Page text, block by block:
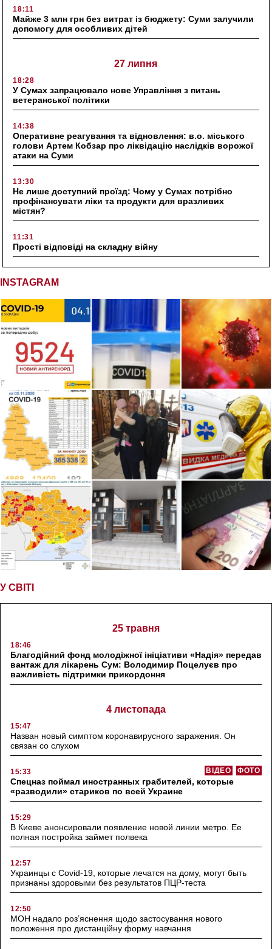
18:11
Майже 3 млн грн без витрат із бюджету: Суми залучили
допомогу для особливих дітей
27 липня
18:28
У Сумах запрацювало нове Управління з питань
ветеранської політики
14:38
Оперативне реагування та відновлення: в.о. міського
голови Артем Кобзар про ліквідацію наслідків ворожої
атаки на Суми
13:30
Не лише доступний проїзд: Чому у Сумах потрібно
профінансувати ліки та продукти для вразливих
містян?
11:31
Прості відповіді на складну війну
INSTAGRAM
У СВІТІ
25 травня
18:46
Благодійний фонд молодіжної ініціативи «Надія» передав
вантаж для лікарень Сум: Володимир Поцелуєв про
важливість підтримки прикордоння
4 листопада
15:47
Назван новый симптом коронавирусного заражения. Он
связан со слухом
15:33 ФОТО
ВІДЕО
Спецназ поймал иностранных грабителей, которые
«разводили» стариков по всей Украине
15:29
В Киеве анонсировали появление новой линии метро. Ее
полная постройка займет полвека
12:57
Украинцы с Covid-19, которые лечатся на дому, могут быть
признаны здоровыми без результатов ПЦР-теста
12:50
МОН надало роз’яснення щодо застосування нового
положення про дистанційну форму навчання